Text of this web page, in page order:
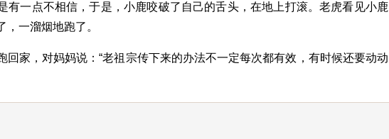
有一点不相信，于是，小鹿咬破了自己的舌头，在地上打滚。老虎看见小鹿
一溜烟地跑了。
回家，对妈妈说：“老祖宗传下来的办法不一定每次都有效，有时候还要动动